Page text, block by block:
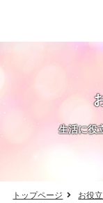
生活に役
トップページ お役